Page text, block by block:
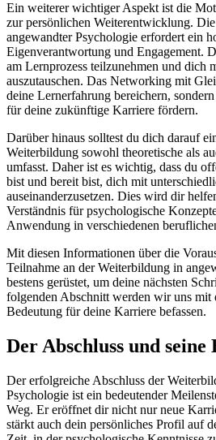
Ein weiterer wichtiger Aspekt ist die
zur persönlichen Weiterentwicklung.
angewandter Psychologie erfordert ein
Eigenverantwortung und Engagement.
am Lernprozess teilzunehmen und dich
auszutauschen. Das Networking mit
deine Lernerfahrung bereichern,
für deine zukünftige Karriere fördern.
Darüber hinaus solltest du dich darauf
Weiterbildung sowohl theoretische als
umfasst. Daher ist es wichtig, dass du
bist und bereit bist, dich mit
auseinanderzusetzen. Dies wird dir
Verständnis für psychologische
Anwendung in verschiedenen
Mit diesen Informationen über die
Teilnahme an der Weiterbildung in
bestens gerüstet, um deine nächsten
folgenden Abschnitt werden wir uns mit
Bedeutung für deine Karriere befassen.
Der Abschluss und seine
Der erfolgreiche Abschluss der
Psychologie ist ein bedeutender
Weg. Er eröffnet dir nicht nur neue
stärkt auch dein persönliches Profil auf